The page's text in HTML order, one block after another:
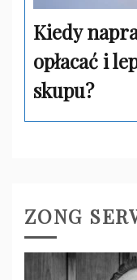
Kiedy
opłacać i
skupu?
ZONG